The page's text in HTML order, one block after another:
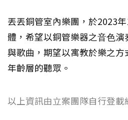
丟丟銅管室內樂團，於2023
體，希望以銅管樂器之⾳⾊
與歌曲，期望以寓教於樂之
年齡層的聽眾。
以上資訊由立案團隊自行登載